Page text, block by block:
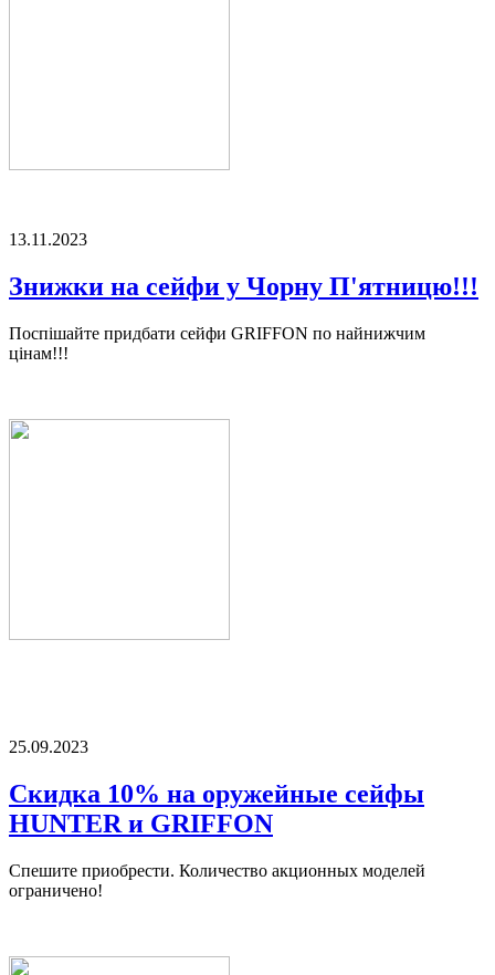
13.11.2023
Знижки на сейфи у Чорну П'ятницю!!!
Поспішайте придбати сейфи GRIFFON по найнижчим
цінам!!!
25.09.2023
Скидка 10% на оружейные сейфы
HUNTER и GRIFFON
Спешите приобрести. Количество акционных моделей
ограничено!